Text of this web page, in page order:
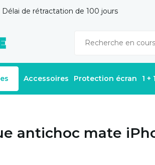
Délai de rétractation de 100 jours
Accessoires Protection écran 1 +
antichoc mate